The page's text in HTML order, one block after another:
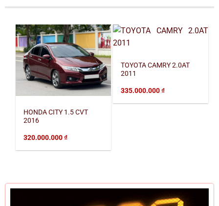
HONDA CITY 1.5 CVT
2016
320.000.000₫
TOYOTA CAMRY 2.0AT
2011
335.000.000₫